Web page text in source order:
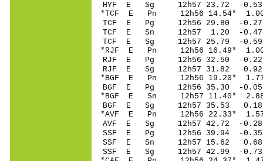
HYF E Sg 12h57 23.72 -
*TCF E Pn 12h56
TCF E Pg 12h56
TCF E Sn 12h57
TCF E Sg 12h57 25.79 -
*RJF E Pn 12h56
RJF E Pg 12h56
RJF E Sg 12h57 31.82
*BGF E Pn 12h56
BGF E Pg 12h56
*BGF E Sn 12h57
BGF E Sg 12h57 35.53
*AVF E Pn 12h56
AVF E Sg 12h57 42.72 -
SSF E Pg 12h56
SSF E Sn 12h57
SSF E Sg 12h57 42.99